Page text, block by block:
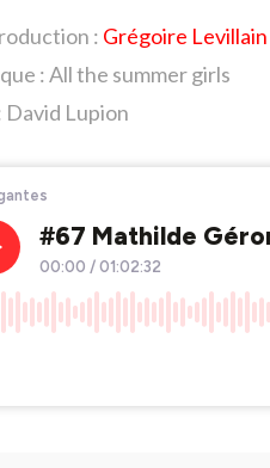
: Grégoire Levillain
: All the summer girls
David Lupion